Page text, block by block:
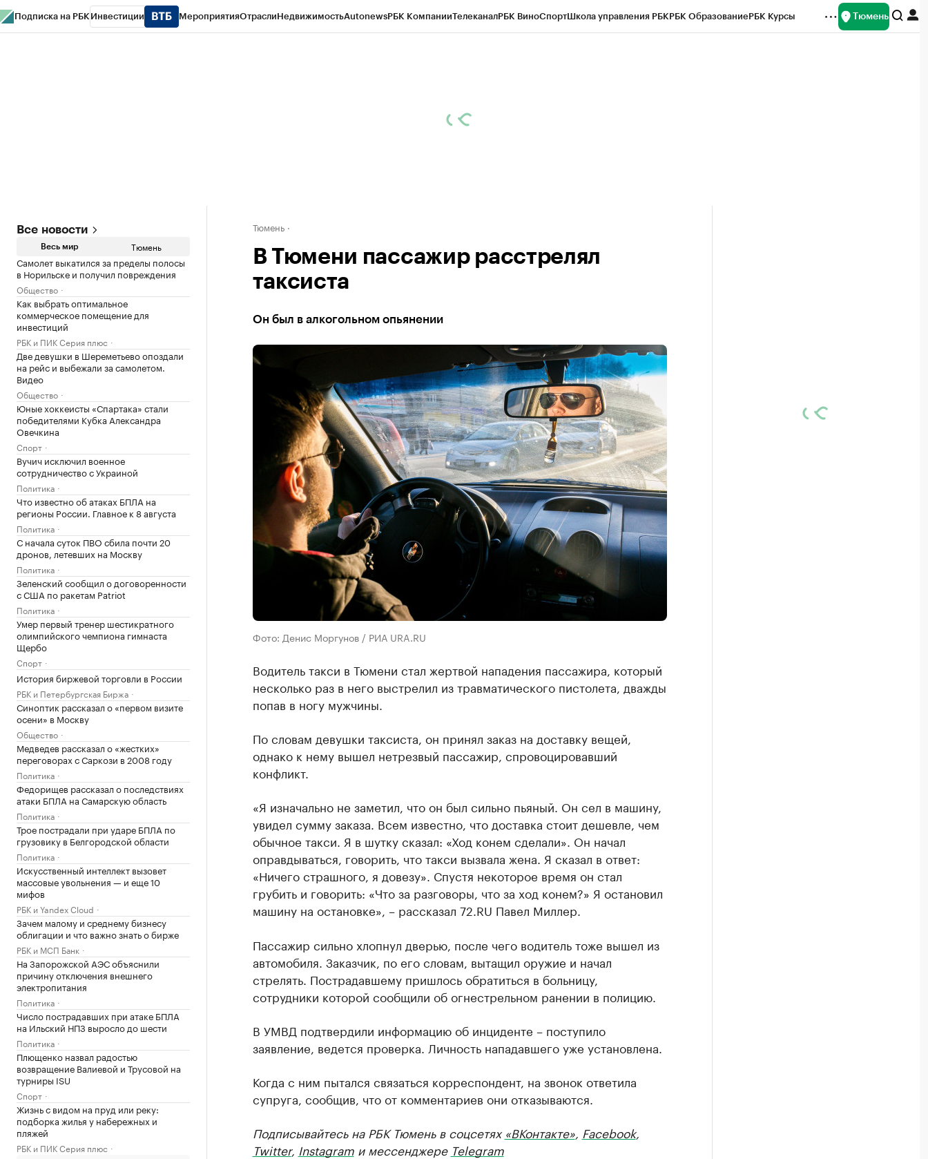
Подписка на РБК Инвестиции МероприятияОтраслиНедвижимостьAutonewsРБК КомпанииТелеканалРБК ВиноСпортШкола управления РБКРБК ОбразованиеРБК Курсы Тюмень
Все новости
Весь мир Тюмень
Самолет выкатился за пределы полосы
в Норильске и получил повреждения
Общество
Как выбрать оптимальное
коммерческое помещение для
инвестиций
РБК и ПИК Серия плюс
Две девушки в Шереметьево опоздали
на рейс и выбежали за самолетом.
Видео
Общество
Юные хоккеисты «Спартака» стали
победителями Кубка Александра
Овечкина
Спорт
Вучич исключил военное
сотрудничество с Украиной
Политика
Что известно об атаках БПЛА на
регионы России. Главное к 8 августа
Политика
С начала суток ПВО сбила почти 20
дронов, летевших на Москву
Политика
Зеленский сообщил о договоренности
с США по ракетам Patriot
Политика
Умер первый тренер шестикратного
олимпийского чемпиона гимнаста
Щербо
Спорт
История биржевой торговли в России
РБК и Петербургская Биржа
Синоптик рассказал о «первом визите
осени» в Москву
Общество
Медведев рассказал о «жестких»
переговорах с Саркози в 2008 году
Политика
Федорищев рассказал о последствиях
атаки БПЛА на Самарскую область
Политика
Трое пострадали при ударе БПЛА по
грузовику в Белгородской области
Политика
Искусственный интеллект вызовет
массовые увольнения — и еще 10
мифов
РБК и Yandex Cloud
Зачем малому и среднему бизнесу
облигации и что важно знать о бирже
РБК и МСП Банк
На Запорожской АЭС объяснили
причину отключения внешнего
электропитания
Политика
Число пострадавших при атаке БПЛА
на Ильский НПЗ выросло до шести
Политика
Плющенко назвал радостью
возвращение Валиевой и Трусовой на
турниры ISU
Спорт
Жизнь с видом на пруд или реку:
подборка жилья у набережных и
пляжей
РБК и ПИК Серия плюс
Тюмень
В Тюмени пассажир расстрелял
таксиста
Он был в алкогольном опьянении
Фото: Денис Моргунов / РИА URA.RU
Водитель такси в Тюмени стал жертвой нападения пассажира, который
несколько раз в него выстрелил из травматического пистолета, дважды
попав в ногу мужчины.
По словам девушки таксиста, он принял заказ на доставку вещей,
однако к нему вышел нетрезвый пассажир, спровоцировавший
конфликт.
«Я изначально не заметил, что он был сильно пьяный. Он сел в машину,
увидел сумму заказа. Всем известно, что доставка стоит дешевле, чем
обычное такси. Я в шутку сказал: «Ход конем сделали». Он начал
оправдываться, говорить, что такси вызвала жена. Я сказал в ответ:
«Ничего страшного, я довезу». Спустя некоторое время он стал
грубить и говорить: «Что за разговоры, что за ход конем?» Я остановил
машину на остановке», – рассказал 72.RU Павел Миллер.
Пассажир сильно хлопнул дверью, после чего водитель тоже вышел из
автомобиля. Заказчик, по его словам, вытащил оружие и начал
стрелять. Пострадавшему пришлось обратиться в больницу,
сотрудники которой сообщили об огнестрельном ранении в полицию.
В УМВД подтвердили информацию об инциденте – поступило
заявление, ведется проверка. Личность нападавшего уже установлена.
Когда с ним пытался связаться корреспондент, на звонок ответила
супруга, сообщив, что от комментариев они отказываются.
Подписывайтесь на РБК Тюмень в соцсетях«ВКонтакте», Facebook,
Twitter, Instagramи мессенджере Telegram